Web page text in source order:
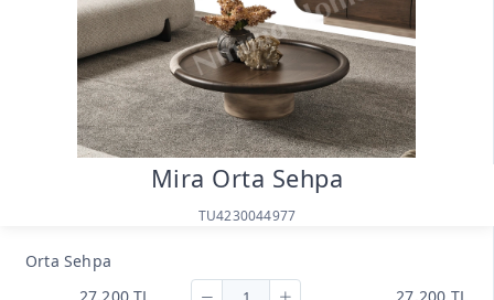
Mira Orta Sehpa
TU4230044977
Orta Sehpa